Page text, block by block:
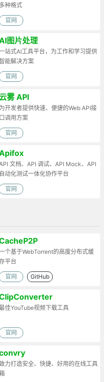
多种格式
官网
图片处理
站式AI工具平台，为工作和学习提供
能解决方案
官网
雾 API
为开发者提供快速、便捷的Web API接
口调用方案
官网
文档、API 调试、API Mock、API
自动化测试一体化协作平台
官网
个基于WebTorrent的高度分布式缓
平台
官网 GitHub
佳YouTube视频下载工具
官网
力打造安全、快捷、好用的在线工具